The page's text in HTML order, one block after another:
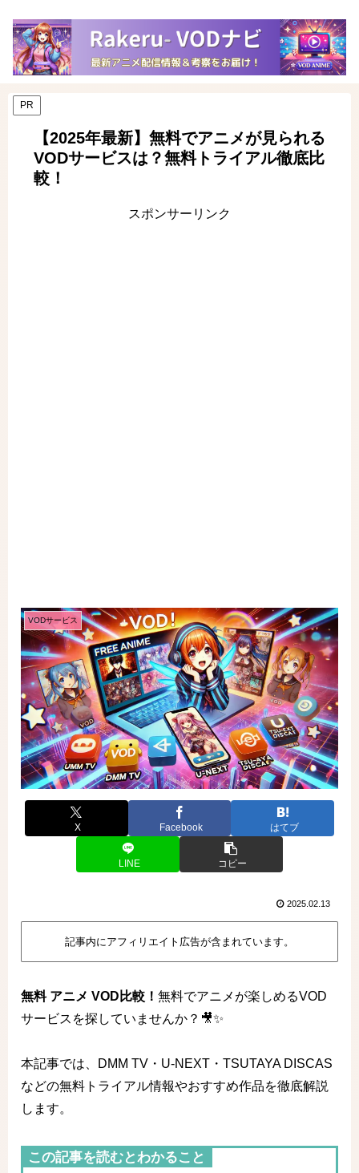
PR
【2025年最新】無料でアニメが見られる
VODサービスは？無料トライアル徹底比
較！
スポンサーリンク
VODサービス
X Facebook はてブ
LINE コピー
2025.02.13
記事内にアフィリエイト広告が含まれています。
無料 アニメ VOD比較！ 無料でアニメが楽しめるVOD
サービスを探していませんか？🎥✨
本記事では、DMM TV・U-NEXT・TSUTAYA DISCAS
などの無料トライアル情報やおすすめ作品を徹底解説
します。
この記事を読むとわかること